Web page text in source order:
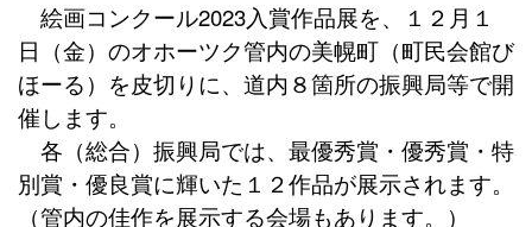
絵画コンクール2023入賞作品展を、１２月１
日（金）のオホーツク管内の美幌町（町民会館び
ほーる）を皮切りに、道内８箇所の振興局等で開
催します。
各（総合）振興局では、最優秀賞・優秀賞・特
別賞・優良賞に輝いた１２作品が展示されます。
（管内の佳作を展示する会場もあります。）